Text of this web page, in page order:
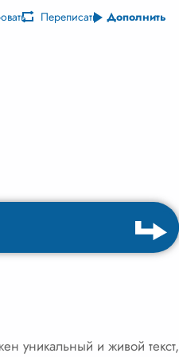
Переписать Дополнить
уникальный и живой текст,